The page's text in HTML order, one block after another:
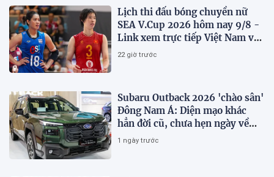
Lịch thi đấu bóng chuyền nữ
SEA V.Cup 2026 hôm nay 9/8 -
Link xem trực tiếp Việt Nam vs
Thái Lan
22 giờ trước
Subaru Outback 2026 'chào sân'
Đông Nam Á: Diện mạo khác
hẳn đời cũ, chưa hẹn ngày về
Việt Nam
1 ngày trước